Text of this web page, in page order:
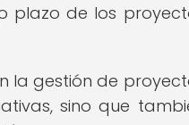
plazo de los
la gestión de
sino que